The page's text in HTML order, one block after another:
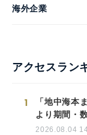
海外企業
アクセスラン
1
「地中海本
より期間・
2026.08.04